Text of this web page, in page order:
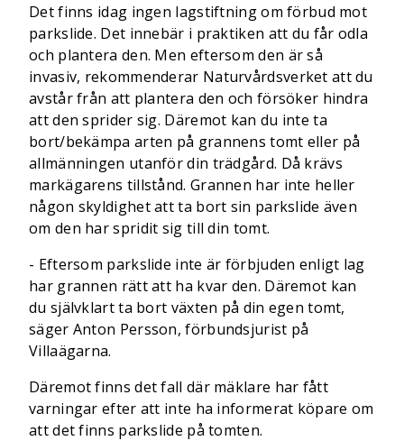
Det finns idag ingen lagstiftning om förbud mot
parkslide. Det innebär i praktiken att du får odla
och plantera den. Men eftersom den är så
invasiv, rekommenderar Naturvårdsverket att du
avstår från att plantera den och försöker hindra
att den sprider sig. Däremot kan du inte ta
bort/bekämpa arten på grannens tomt eller på
allmänningen utanför din trädgård. Då krävs
markägarens tillstånd. Grannen har inte heller
någon skyldighet att ta bort sin parkslide även
om den har spridit sig till din tomt.
- Eftersom parkslide inte är förbjuden enligt lag
har grannen rätt att ha kvar den. Däremot kan
du självklart ta bort växten på din egen tomt,
säger Anton Persson, förbundsjurist på
Villaägarna.
Däremot finns det fall där mäklare har fått
varningar efter att inte ha informerat köpare om
att det finns parkslide på tomten.